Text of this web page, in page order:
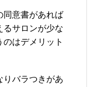
同意書があれば
るサロンが少な
のはデメリット
りバラつきがあ